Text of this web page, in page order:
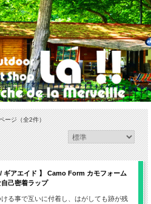
ージ（全2件）
/ ギアエイド 】 Camo Form カモフォーム
己密着ラップ
る事で互いに付着し、はがしても跡が残